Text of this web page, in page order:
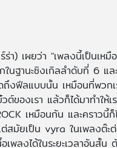
ร่า) เผยว่า "เพลงนี้เป็นเห
ในฐานะซิงเกิลลำดับที่ 6 แ
ถึงฟีลแบบนั้น เหมือนที่พวก
วต์ของเรา แล้วก็ได้มาทำ
เหมือนกัน และคราว
สมัยเป็น vyra ในเพลงต๊ะ
เพลงได้ในระยะเวลาอันสั้